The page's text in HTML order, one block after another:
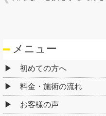
メニュー
初めての方へ
料金・施術の流れ
お客様の声